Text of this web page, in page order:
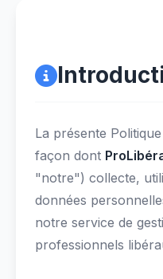
La présente
façon dont
"notre") collecte,
données
notre service de
professionnels